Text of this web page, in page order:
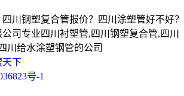
川钢塑复合管报价？四川涂塑管好不好？
司专业四川衬塑管,四川钢塑复合管,四川
川给水涂塑钢管的公司
天下
号-1